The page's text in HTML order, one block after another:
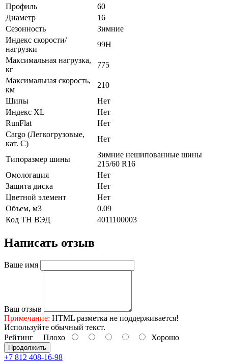
Профиль
60
Диаметр
16
Сезонность
Зимние
Индекс скорости/
нагрузки
99H
Максимальная нагрузка,
кг
775
Максимальная скорость,
км
210
Шипы
Нет
Индекс XL
Нет
RunFlat
Нет
Cargo (Легкогрузовые,
кат. С)
Нет
Типоразмер шины
Зимние нешипованные шины
215/60 R16
Омологация
Нет
Защита диска
Нет
Цветной элемент
Нет
Объем, м3
0.09
Код ТН ВЭД
4011100003
Написать отзыв
Ваше имя
Ваш отзыв
Примечание: HTML разметка не поддерживается!
Используйте обычный текст.
Рейтинг Плохо Хорошо
Продолжить
+7 812 408-16-98